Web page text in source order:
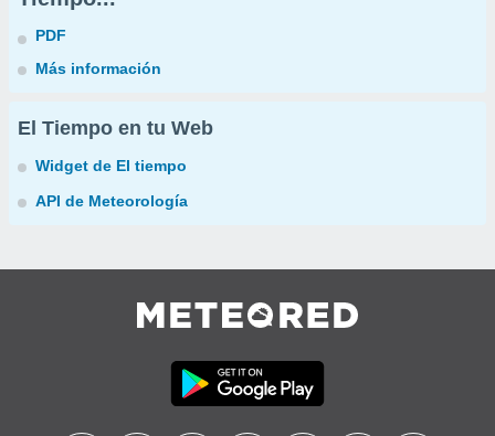
PDF
Más información
El Tiempo en tu Web
Widget de El tiempo
API de Meteorología